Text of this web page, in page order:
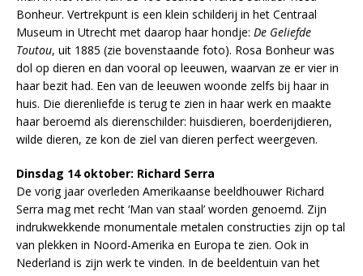
Bonheur. Vertrekpunt is een klein schilderij in het Centraal
Museum in Utrecht met daarop haar hondje: De Geliefde
Toutou, uit 1885 (zie bovenstaande foto). Rosa Bonheur was
dol op dieren en dan vooral op leeuwen, waarvan ze er vier in
haar bezit had. Een van de leeuwen woonde zelfs bij haar in
huis. Die dierenliefde is terug te zien in haar werk en maakte
haar beroemd als dierenschilder: huisdieren, boerderijdieren,
wilde dieren, ze kon de ziel van dieren perfect weergeven.
Dinsdag 14 oktober: Richard Serra
De vorig jaar overleden Amerikaanse beeldhouwer Richard
Serra mag met recht ‘Man van staal’ worden genoemd. Zijn
indrukwekkende monumentale metalen constructies zijn op tal
van plekken in Noord-Amerika en Europa te zien. Ook in
Nederland is zijn werk te vinden. In de beeldentuin van het